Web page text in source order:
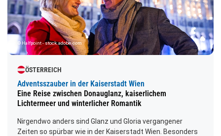
© Halfpoint - stock.adobe.com
ÖSTERREICH
Adventsszauber in der Kaiserstadt Wien
Eine Reise zwischen Donauglanz, kaiserlichem
Lichtermeer und winterlicher Romantik
Nirgendwo anders sind Glanz und Gloria vergangener
Zeiten so spürbar wie in der Kaiserstadt Wien. Besonders